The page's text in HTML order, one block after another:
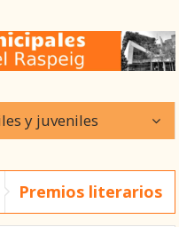
y juveniles
Premios literarios